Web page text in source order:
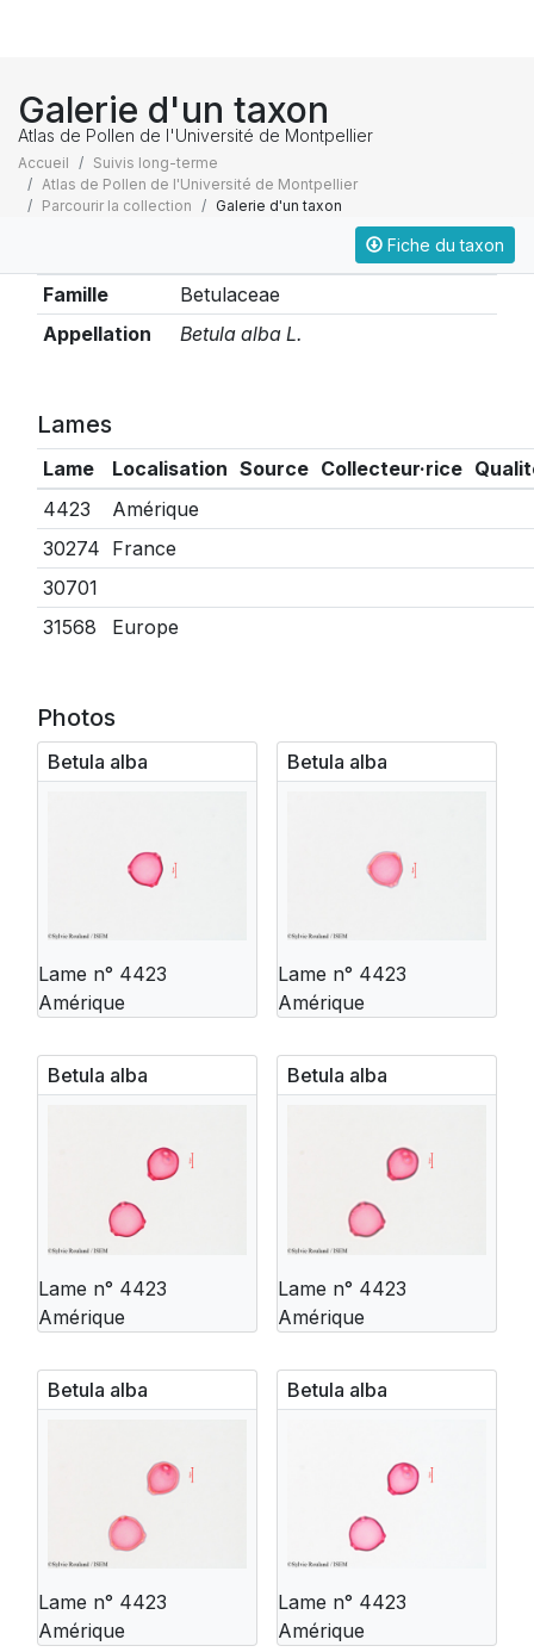
Galerie d'un taxon
Atlas de Pollen de l'Université de Montpellier
Accueil
Suivis long-terme
Atlas de Pollen de l'Université de Montpellier
Parcourir la collection
Galerie d'un taxon
Fiche du taxon
Famille
Betulaceae
Appellation
Betula alba L.
Lames
Lame Localisation Source Collecteur·rice
4423
Amérique
30274 France
30701
31568
Europe
Photos
Betula alba
Lame n° 4423
Amérique
Betula alba
Lame n° 4423
Amérique
Betula alba
Lame n° 4423
Amérique
Betula alba
Lame n° 4423
Amérique
Betula alba
Lame n° 4423
Amérique
Betula alba
Lame n° 4423
Amérique